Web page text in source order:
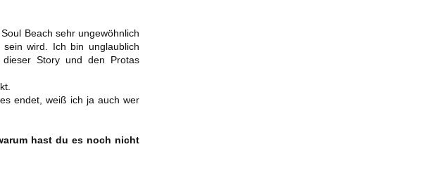
Beach sehr ungewöhnlich
wird. Ich bin unglaublich
Story und den Protas
endet, weiß ich ja auch wer
hast du es noch nicht